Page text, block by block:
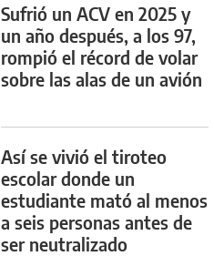
Sufrió un ACV en 2025 y
un año después, a los 97,
rompió el récord de volar
sobre las alas de un avión
Así se vivió el tiroteo
escolar donde un
estudiante mató al menos
a seis personas antes de
ser neutralizado